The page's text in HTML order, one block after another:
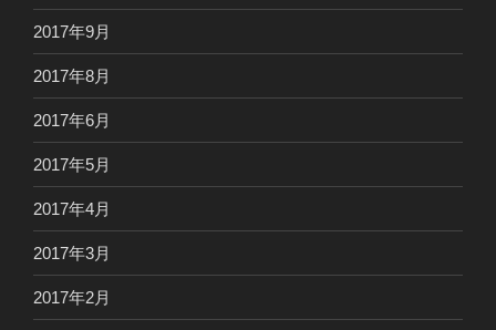
2017年9月
2017年8月
2017年6月
2017年5月
2017年4月
2017年3月
2017年2月